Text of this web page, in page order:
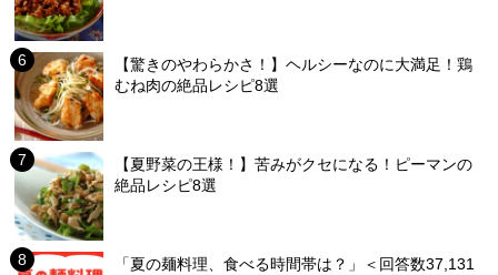
【驚きのやわらかさ！】ヘルシーなのに大満足！鶏
むね肉の絶品レシピ8選
【夏野菜の王様！】苦みがクセになる！ピーマンの
絶品レシピ8選
「夏の麺料理、食べる時間帯は？」＜回答数37,131